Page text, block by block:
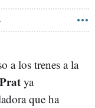
a los trenes a la
ya
que ha